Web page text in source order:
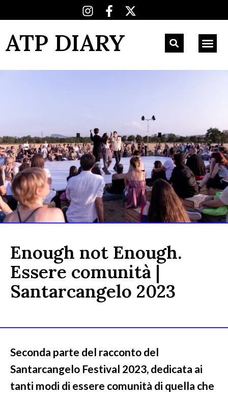
ATP DIARY
Enough not Enough.
Essere comunità |
Santarcangelo 2023
Seconda parte del racconto del
Santarcangelo Festival 2023, dedicata ai
tanti modi di essere comunità di quella che